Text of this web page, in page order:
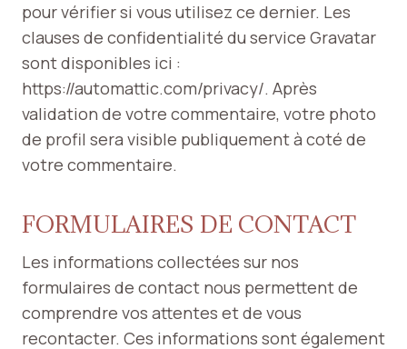
pour vérifier si vous utilisez ce dernier. Les
clauses de confidentialité du service Gravatar
sont disponibles ici :
https://automattic.com/privacy/. Après
validation de votre commentaire, votre photo
de profil sera visible publiquement à coté de
votre commentaire.
FORMULAIRES DE CONTACT
Les informations collectées sur nos
formulaires de contact nous permettent de
comprendre vos attentes et de vous
recontacter. Ces informations sont également